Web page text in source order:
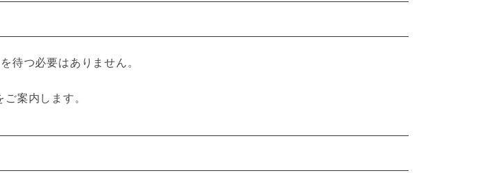
待つ必要はありません。
案内します。